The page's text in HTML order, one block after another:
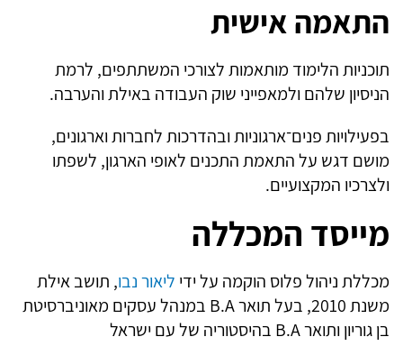
התאמה אישית
תוכניות הלימוד מותאמות לצורכי המשתתפים, לרמת
הניסיון שלהם ולמאפייני שוק העבודה באילת והערבה.
בפעילויות פנים־ארגוניות ובהדרכות לחברות וארגונים,
מושם דגש על התאמת התכנים לאופי הארגון, לשפתו
ולצרכיו המקצועיים.
מייסד המכללה
מכללת ניהול פלוס הוקמה על ידי ליאור נבו, תושב אילת
משנת 2010, בעל תואר B.A במנהל עסקים מאוניברסיטת
בן גוריון ותואר B.A בהיסטוריה של עם ישראל